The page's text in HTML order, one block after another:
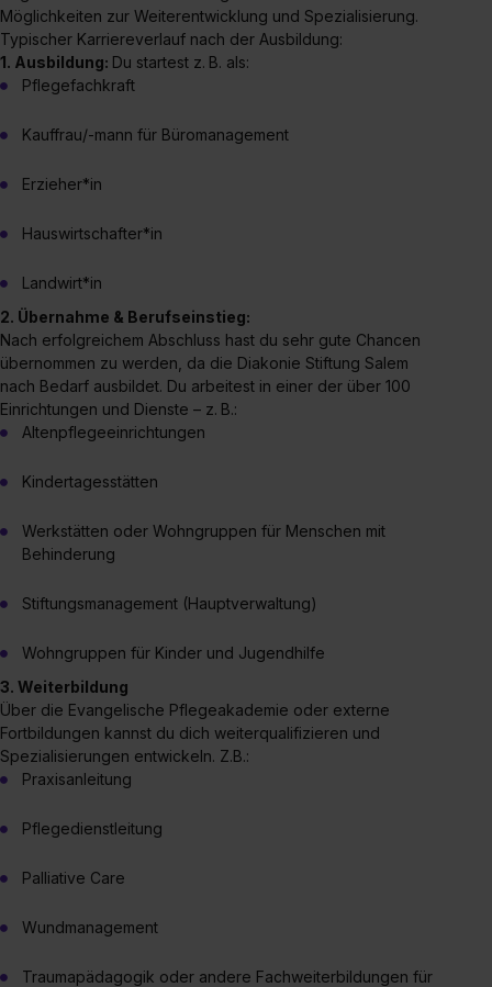
Möglichkeiten zur Weiterentwicklung und Spezialisierung.
Typischer Karriereverlauf nach der Ausbildung:
1. Ausbildung: Du startest z. B. als:
Pflegefachkraft
Kauffrau/-mann für Büromanagement
Erzieher*in
Hauswirtschafter*in
Landwirt*in
2. Übernahme & Berufseinstieg:
Nach erfolgreichem Abschluss hast du sehr gute Chancen
übernommen zu werden, da die Diakonie Stiftung Salem
nach Bedarf ausbildet. Du arbeitest in einer der über 100
Einrichtungen und Dienste – z. B.:
Altenpflegeeinrichtungen
Kindertagesstätten
Werkstätten oder Wohngruppen für Menschen mit
Behinderung
Stiftungsmanagement (Hauptverwaltung)
Wohngruppen für Kinder und Jugendhilfe
3. Weiterbildung
Über die Evangelische Pflegeakademie oder externe
Fortbildungen kannst du dich weiterqualifizieren und
Spezialisierungen entwickeln. Z.B.:
Praxisanleitung
Pflegedienstleitung
Palliative Care
Wundmanagement
Traumapädagogik oder andere Fachweiterbildungen für